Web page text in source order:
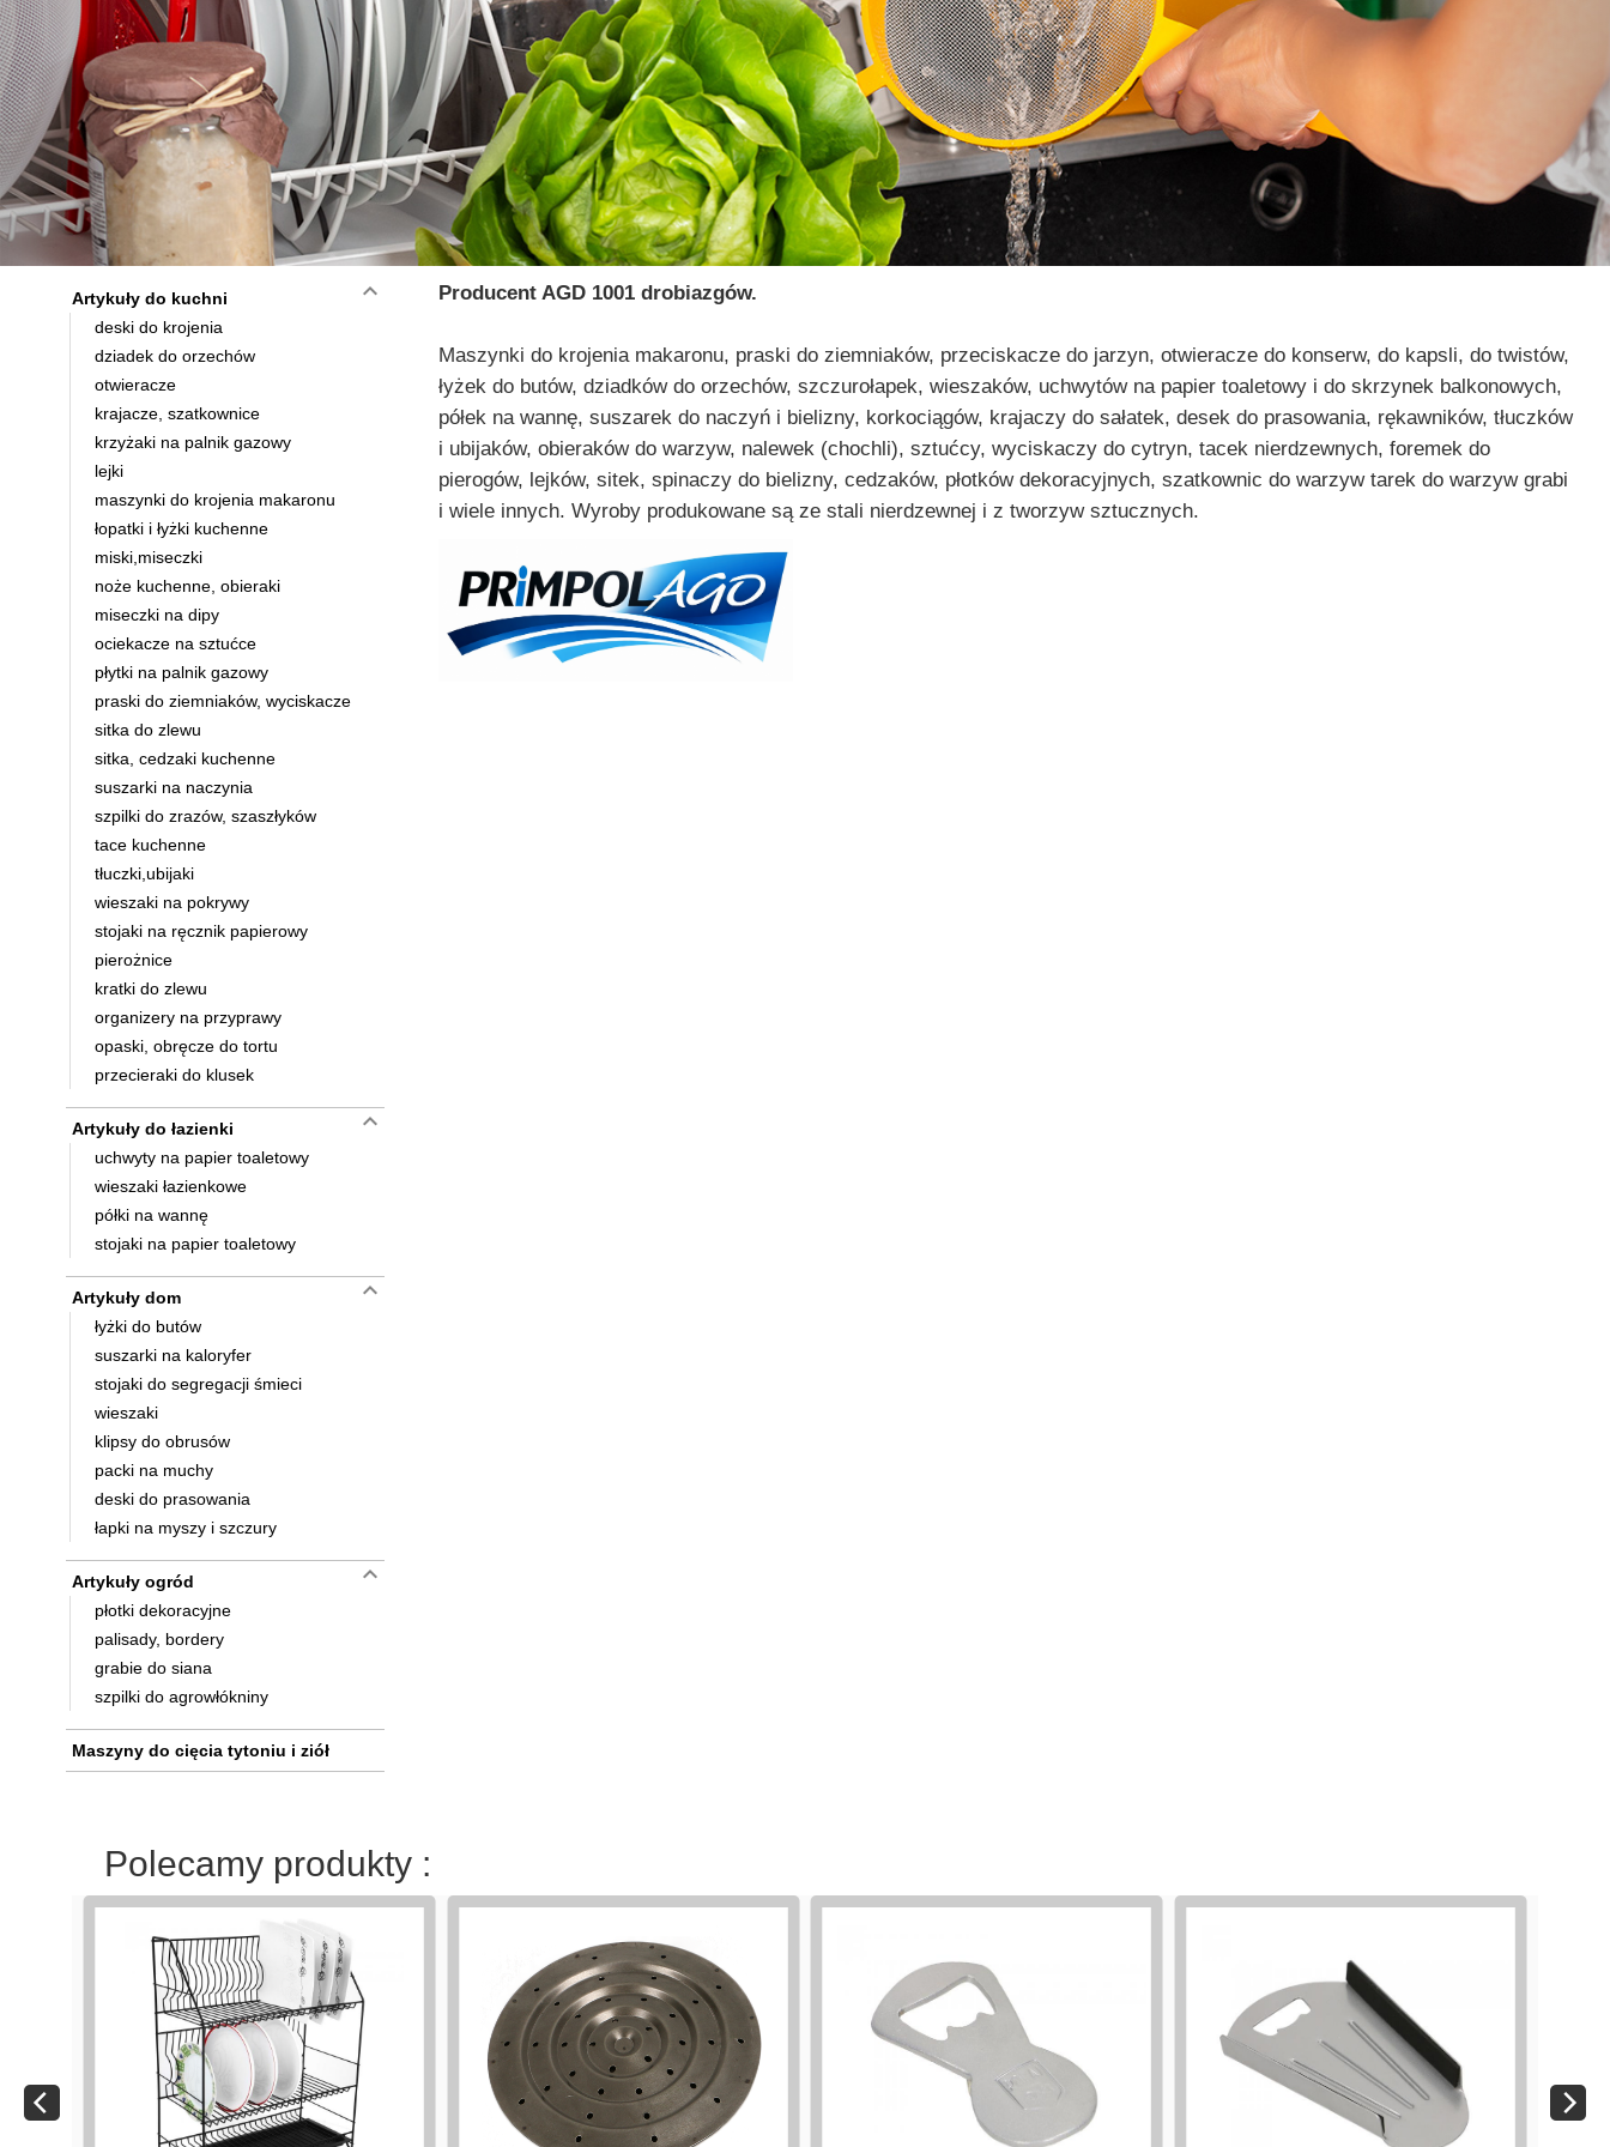
Artykuły do kuchni keyboard_arrow_down
deski do krojenia
dziadek do orzechów
otwieracze
krajacze, szatkownice
krzyżaki na palnik gazowy
lejki
maszynki do krojenia makaronu
łopatki i łyżki kuchenne
miski,miseczki
noże kuchenne, obieraki
miseczki na dipy
ociekacze na sztućce
płytki na palnik gazowy
praski do ziemniaków, wyciskacze
sitka do zlewu
sitka, cedzaki kuchenne
suszarki na naczynia
szpilki do zrazów, szaszłyków
tace kuchenne
tłuczki,ubijaki
wieszaki na pokrywy
stojaki na ręcznik papierowy
pierożnice
kratki do zlewu
organizery na przyprawy
opaski, obręcze do tortu
przecieraki do klusek
Artykuły do łazienki keyboard_arrow_down
uchwyty na papier toaletowy
wieszaki łazienkowe
półki na wannę
stojaki na papier toaletowy
Artykuły dom keyboard_arrow_down
łyżki do butów
suszarki na kaloryfer
stojaki do segregacji śmieci
wieszaki
klipsy do obrusów
packi na muchy
deski do prasowania
łapki na myszy i szczury
Artykuły ogród keyboard_arrow_down
płotki dekoracyjne
palisady, bordery
grabie do siana
szpilki do agrowłókniny
Maszyny do cięcia tytoniu i ziół
Producent AGD 1001 drobiazgów.
Maszynki do krojenia makaronu, praski do ziemniaków, przeciskacze do jarzyn, otwieracze do konserw, do kapsli, do twistów,
łyżek do butów, dziadków do orzechów, szczurołapek, wieszaków, uchwytów na papier toaletowy i do skrzynek balkonowych,
półek na wannę, suszarek do naczyń i bielizny, korkociągów, krajaczy do sałatek, desek do prasowania, rękawników, tłuczków
i ubijaków, obieraków do warzyw, nalewek (chochli), sztućcy, wyciskaczy do cytryn, tacek nierdzewnych, foremek do
pierogów, lejków, sitek, spinaczy do bielizny, cedzaków, płotków dekoracyjnych, szatkownic do warzyw tarek do warzyw grabi
i wiele innych. Wyroby produkowane są ze stali nierdzewnej i z tworzyw sztucznych.
Polecamy produkty :